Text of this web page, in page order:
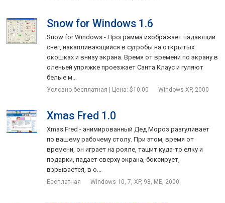
Snow for Windows 1.6
Snow for Windows - Программа изображает падающий
снег, накапливающийся в сугробы на открытых
окошках и внизу экрана. Время от времени по экрану в
оленьей упряжке проезжает Санта Клаус и гуляют
белые м...
Условно-бесплатная | Цена: $10.00 Windows XP, 2000
Xmas Fred 1.0
Xmas Fred - анимированный Дед Мороз разгуливает
по вашему рабочему столу. При этом, время от
времени, он играет на рояле, тащит куда-то елку и
подарки, падает сверху экрана, боксирует,
взрывается, в о...
Бесплатная Windows 10, 7, XP, 98, ME, 2000